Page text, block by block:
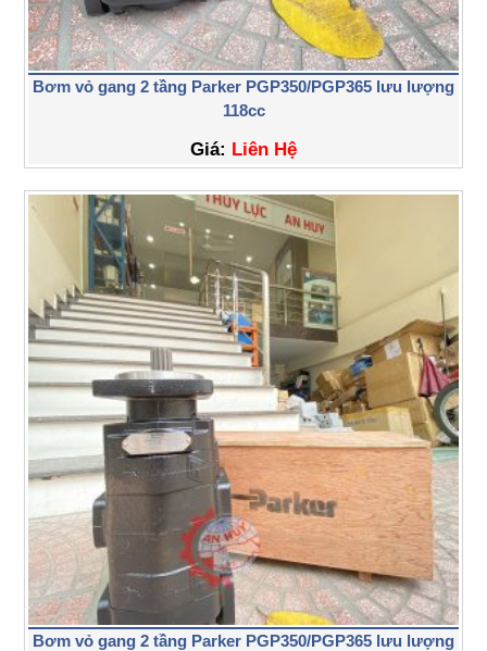
Bơm vỏ gang 2 tầng Parker PGP350/PGP365 lưu lượng
118cc
Giá: Liên Hệ
Bơm vỏ gang 2 tầng Parker PGP350/PGP365 lưu lượng